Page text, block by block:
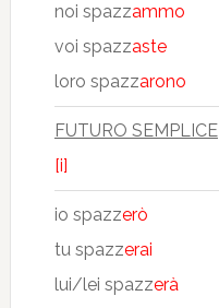
noi spazzammo
voi spazzaste
loro spazzarono
FUTURO SEMPLICE
[i]
io spazzerò
tu spazzerai
lui/lei spazzerà